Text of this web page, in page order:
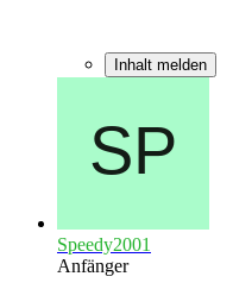
Inhalt melden
Speedy2001
Anfänger